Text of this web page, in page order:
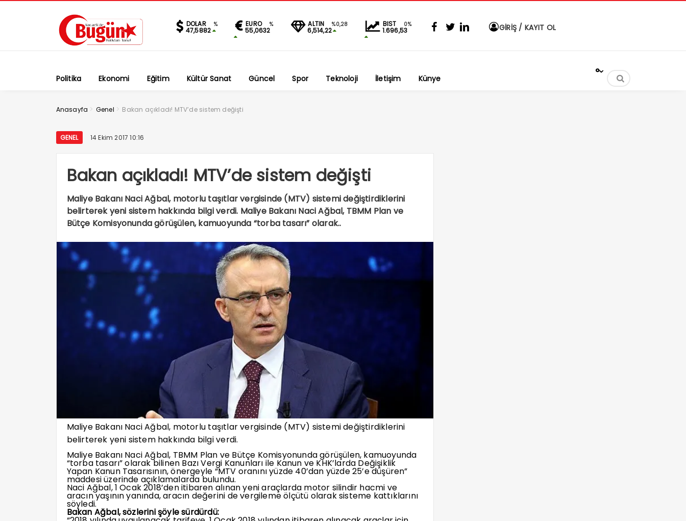
DOLAR %
47,5882
EURO %
55,0632
ALTIN %0,28
6,514,22
BIST 0%
1.696,53 GİRİŞ / KAYIT OL
Politika Ekonomi Eğitim Kültür Sanat Güncel Spor Teknoloji İletişim Künye
°
Anasayfa > Genel > Bakan açıkladı! MTV’de sistem değişti
GENEL 14 Ekim 2017 10:16
Bakan açıkladı! MTV’de sistem değişti
Maliye Bakanı Naci Ağbal, motorlu taşıtlar vergisinde (MTV) sistemi değiştirdiklerini
belirterek yeni sistem hakkında bilgi verdi. Maliye Bakanı Naci Ağbal, TBMM Plan ve
Bütçe Komisyonunda görüşülen, kamuoyunda “torba tasarı” olarak..
Maliye Bakanı Naci Ağbal, motorlu taşıtlar vergisinde (MTV) sistemi değiştirdiklerini
belirterek yeni sistem hakkında bilgi verdi.
Maliye Bakanı Naci Ağbal, TBMM Plan ve Bütçe Komisyonunda görüşülen, kamuoyunda
“torba tasarı” olarak bilinen Bazı Vergi Kanunları ile Kanun ve KHK’larda Değişiklik
Yapan Kanun Tasarısının, önergeyle “MTV oranını yüzde 40’dan yüzde 25’e düşüren”
maddesi üzerinde açıklamalarda bulundu.
Naci Ağbal, 1 Ocak 2018’den itibaren alınan yeni araçlarda motor silindir hacmi ve
aracın yaşının yanında, aracın değerini de vergileme ölçütü olarak sisteme kattıklarını
söyledi.
Bakan Ağbal, sözlerini şöyle sürdürdü: